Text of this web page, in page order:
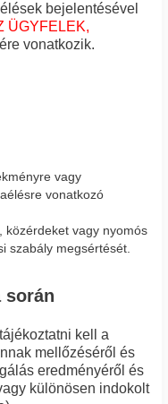
bejelentésével
ÜGYFELEK,
vonatkozik.
vagy
vonatkozó
közérdeket vagy nyomós
szabály megsértését.
során
kell a
mellőzéséről és
eredményéről és
különösen indokolt